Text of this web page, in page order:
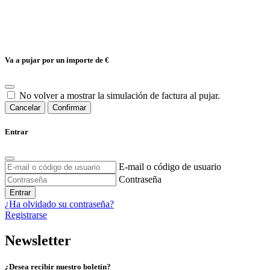
Va a pujar por un importe de €
No volver a mostrar la simulación de factura al pujar.
Cancelar Confirmar
Entrar
E-mail o código de usuario
Contraseña
Entrar
¿Ha olvidado su contraseña?
Registrarse
Newsletter
¿Desea recibir nuestro boletín?